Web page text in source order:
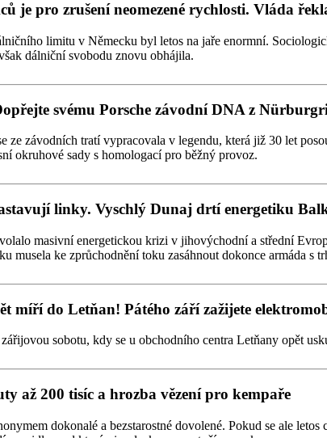
je pro zrušení neomezené rychlosti. Vláda
limitu v Německu byl letos na jaře enormní.
dálniční svobodu znovu obhájila.
svému Porsche závodní DNA z
ze závodních tratí vypracovala v legendu, která již 30 let
okruhové sady s homologací pro běžný provoz.
linky. Vyschlý Dunaj drtí energetiku
masivní energetickou krizi v jihovýchodní a střední
musela ke zprůchodnění toku zasáhnout dokonce armáda s
míří do Letňan! Pátého září zažijete
sobotu, kdy se u obchodního centra Letňany opět
až 200 tisíc a hrozba vězení pro kempaře
dokonalé a bezstarostné dovolené. Pokud se ale